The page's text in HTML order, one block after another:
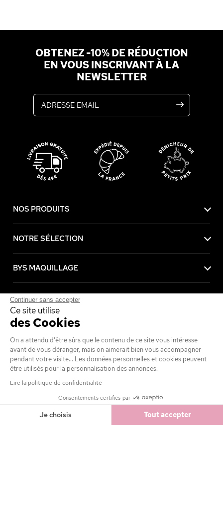
3,50 € Ajouter
OBTENEZ -10% DE RÉDUCTION
EN VOUS INSCRIVANT À LA
NEWSLETTER
NOS PRODUITS
NOTRE SÉLECTION
BYS MAQUILLAGE
SERVICE CLIENT
AVANTAGES
MENTIONS LÉGALES
Achetez maintenant, payez plus tard avec
Continuer sans accepter
Ce site utilise
des Cookies
On a attendu d'être sûrs que le contenu de ce site vous intéresse
avant de vous déranger, mais on aimerait bien vous accompagner
pendant votre visite... Les données personnelles et cookies peuvent
être utilisés pour la personnalisation des annonces.
Lire la politique de confidentialité
Consentements certifiés par
Je choisis Tout accepter